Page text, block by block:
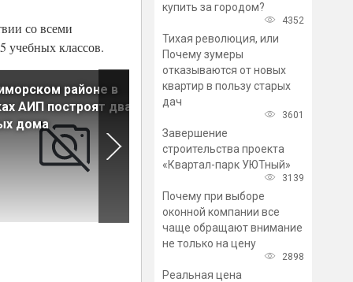
со всеми
учебных классов.
районе в
АИП построят два
дома
В следующем году в
Петербурге введут в
объекта
купить за городом?
4352
Тихая революция, или
Почему зумеры
отказываются от новых
квартир в пользу старых
дач
3601
Завершение
строительства проекта
«Квартал-парк УЮТный»
3139
Почему при выборе
оконной компании все
чаще обращают внимание
не только на цену
2898
Реальная цена